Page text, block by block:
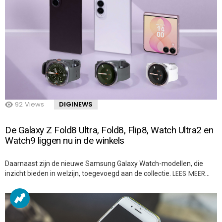
92 Views DIGINEWS
De Galaxy Z Fold8 Ultra, Fold8, Flip8, Watch Ultra2 en
Watch9 liggen nu in de winkels
Daarnaast zijn de nieuwe Samsung Galaxy Watch-modellen, die
inzicht bieden in welzijn, toegevoegd aan de collectie. LEES MEER…